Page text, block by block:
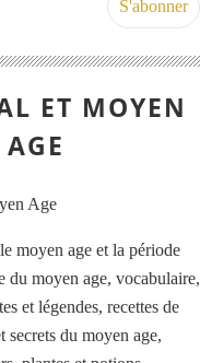
ET MOYEN
AGE
moyen age et la période
du moyen age, vocabulaire,
et légendes, recettes de
secrets du moyen age,